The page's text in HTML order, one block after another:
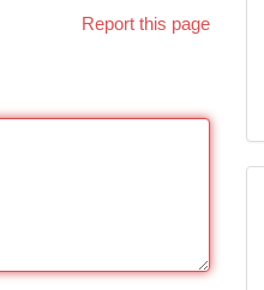
Report this page